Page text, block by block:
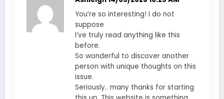
You’re so interesting! I do not
suppose
I’ve truly read anything like this
before.
So wonderful to discover another
person with unique thoughts on this
issue.
Seriously.. many thanks for starting